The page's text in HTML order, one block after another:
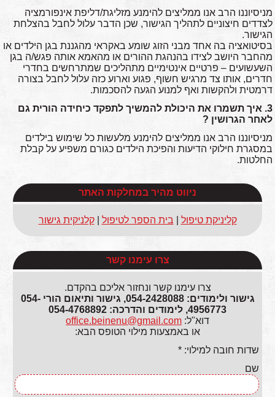
מניסיוננו הרב אנו ממליצים להימנע מזליגת/דליפת אינפורמציה
לצדדים חיצוניים לתהליך הגישור, שכן הדבר עלול לחבל בהצלחת
הגישור.
בסיטואציה בה אחד מבני הזוג שומע באקראי מהגננת בגן הילדים או
מהחבר היושב לצידו בהנהגת ההורים או מהאמא אותה פגש/ה בגן
השעשועים – פרטיים אינטימיים מתהליכים שמתרחשים בחדרי
חדרים, אותו צד מרגיש חשוף, פגוע וארוע כזה עלול לחבל בצורה
דרמטית ולהקשות ואף למנוע הגעה להסכמות.
3. איך תשמרו את היכולת להמשיך לתפקד כיחידה הורית גם
לאחר הגרושין ?
מניסיוננו הרב אנו ממליצים להימנע מלעשות כל שימוש בילדים
במסגרת חילוקי הדיעות והפיכת הילדים כגורם משפיע על קבלת
החלטות.
ניווט מהיר במחלקות האתר
קליניקת טיפול בית הספר לטיפול |קלניקית גישור
צרו עימנו קשר
צרו עימנו קשר ונחזור אליכם בהקדם.
גישור ולימודים: 054-2428088, גישור ותיאום הורי 054-
4956773, לימודים והדרכה: 054-4768892
דוא"ל: office.beinenu@gmail.com
או באמצעות מילוי הטופס הבא:
שדות חובה למילוי: *
שם